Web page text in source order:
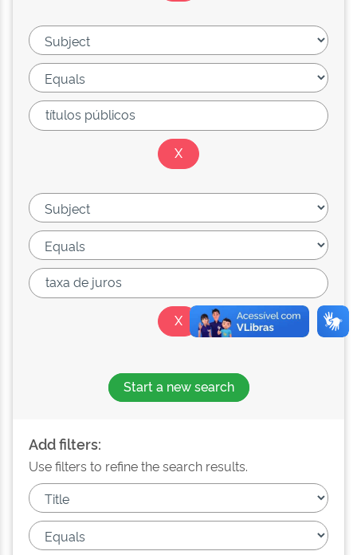
Start a new search
Add filters:
Use filters to refine the search results.